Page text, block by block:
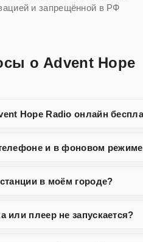
и запрещённой в РФ
о Advent Hope
Hope Radio онлайн
и в фоновом
в моём городе?
или плеер не запускается?